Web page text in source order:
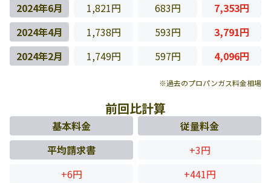
2024年6月
1,821円 683円
7,353円
2024年4月
1,738円 593円
3,791円
2024年2月
1,749円 597円 4,096円
※過去のプロパンガス料金相場
前回比計算
基本料金
従量料金
平均請求書
+3円
+6円
+441円